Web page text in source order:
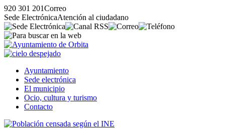
920 301 201Correo
Sede ElectrónicaAtención al ciudadano
Ayuntamiento
Sede electrónica
El municipio
Ocio, cultura y turismo
Contacto